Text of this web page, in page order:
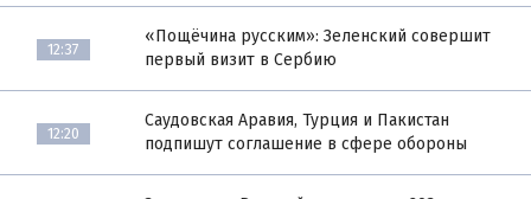
12:37
«Пощёчина русским»: Зеленский совершит
первый визит в Сербию
12:20
Саудовская Аравия, Турция и Пакистан
подпишут соглашение в сфере обороны